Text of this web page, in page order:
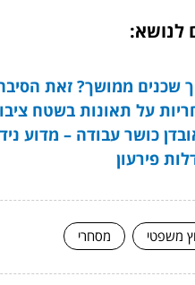
לנושא:
שכנים ממושך? זאת
על תאונות בשטח
כושר עבודה – מדוע
פירעון
משפטי מסחרי